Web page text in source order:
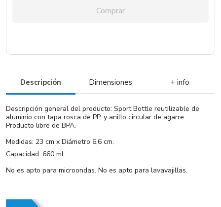
Comprar
Descripción Dimensiones + info
Descripción general del producto: Sport Bottle reutilizable de
aluminio con tapa rosca de PP, y anillo circular de agarre.
Producto libre de BPA.
Medidas: 23 cm x Diámetro 6,6 cm.
Capacidad: 660 ml.
No es apto para microondas. No es apto para lavavajillas.